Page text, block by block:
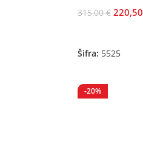
315,00€ 220,50
Šifra: 5525
-20%